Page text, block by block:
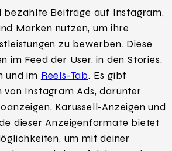
bezahlte Beiträge auf Instagram,
Marken nutzen, um ihre
zu bewerben. Diese
im Feed der User, in den Stories,
und im Reels-Tab. Es gibt
von Instagram Ads, darunter
Karussell-Anzeigen und
dieser Anzeigenformate bietet
um mit deiner